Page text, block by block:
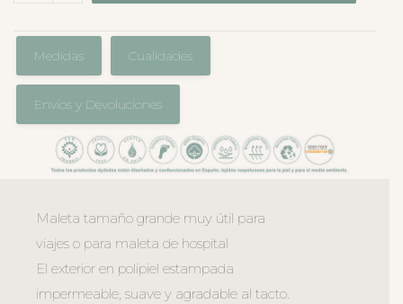
Medidas Cualidades
Envíos y Devoluciones
Maleta tamaño grande muy útil para
viajes o para maleta de hospital
El exterior en polipiel estampada
impermeable, suave y agradable al tacto.